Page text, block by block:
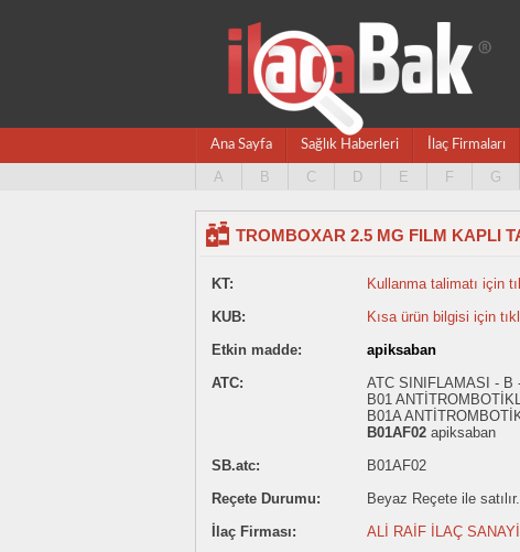
Ana Sayfa Sağlık Haberleri İlaç Firmaları
A B C D E F G
TROMBOXAR 2.5 MG FILM KAPLI
KT:
Kullanma talimatı için
KUB:
Kısa ürün bilgisi için
Etkin madde:
apiksaban
ATC:
ATC SINIFLAMASI - B
B01
B01A
B01AF02 apiksaban
SB.atc:
B01AF02
Reçete Durumu:
Beyaz Reçete ile satılır.
İlaç Firması:
ALİ RAİF İLAÇ